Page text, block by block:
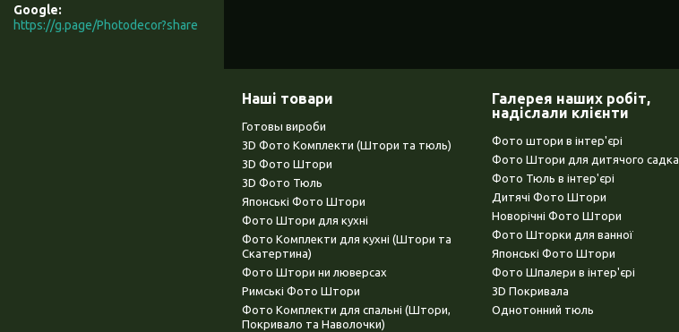
Google
https://g.page/Photodecor?share
Наші товари
Готовы вироби
3D Фото Комплекти (Штори та тюль)
3D Фото Штори
3D Фото Тюль
Японські Фото Штори
Фото Штори для кухні
Фото Комплекти для кухні (Штори та
Скатертина)
Фото Штори ни люверсах
Римські Фото Штори
Фото Комплекти для спальні (Штори,
Покривало та Наволочки)
Галерея наших робіт,
надіслали клієнти
Фото штори в інтер'єрі
Фото Штори для дитячого садка
Фото Тюль в інтер'єрі
Дитячі Фото Штори
Новорічні Фото Штори
Фото Шторки для ванної
Японські Фото Штори
Фото Шпалери в інтер'єрі
3D Покривала
Однотонний тюль